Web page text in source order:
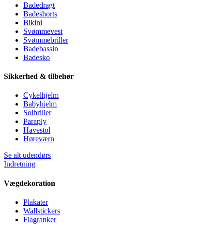
Badedragt
Badeshorts
Bikini
Svømmevest
Svømmebriller
Badebassin
Badesko
Sikkerhed & tilbehør
Cykelhjelm
Babyhjelm
Solbriller
Paraply
Havestol
Høreværn
Se alt udendørs
Indretning
Vægdekoration
Plakater
Wallstickers
Flagranker